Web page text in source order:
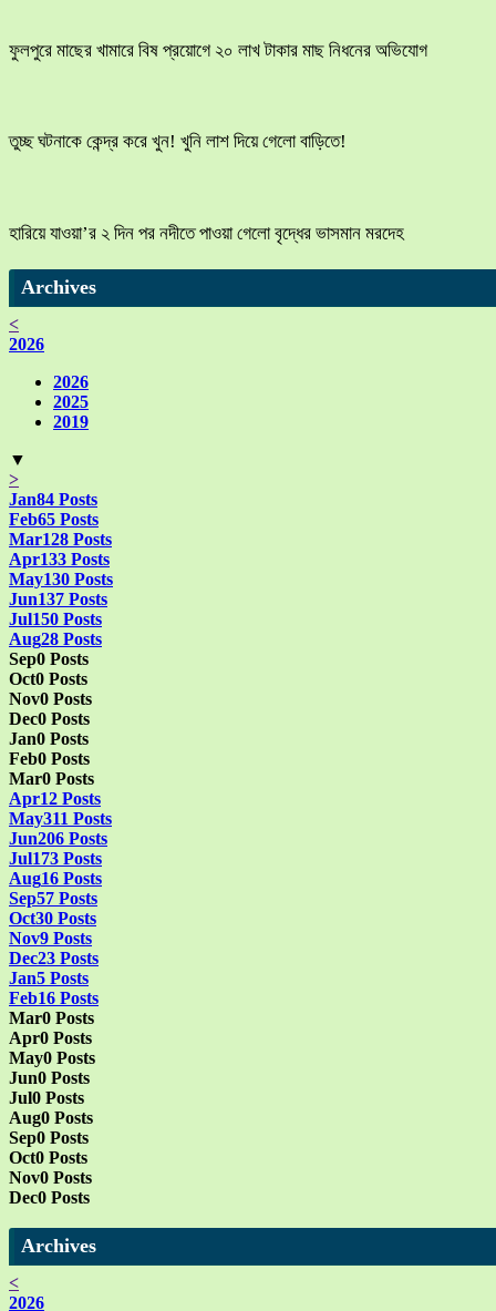
ফুলপুরে মাছের খামারে বিষ প্রয়োগে ২০ লাখ টাকার মাছ নিধনের অভিযোগ
তুচ্ছ ঘটনাকে কেন্দ্র করে খুন! খুনি লাশ দিয়ে গেলো বাড়িতে!
হারিয়ে যাওয়া’র ২ দিন পর নদীতে পাওয়া গেলো বৃদ্ধের ভাসমান মরদেহ
Archives
<
2026
2026
2025
2019
▼
>
Jan84 Posts
Feb65 Posts
Mar128 Posts
Apr133 Posts
May130 Posts
Jun137 Posts
Jul150 Posts
Aug28 Posts
Sep0 Posts
Oct0 Posts
Nov0 Posts
Dec0 Posts
Jan0 Posts
Feb0 Posts
Mar0 Posts
Apr12 Posts
May311 Posts
Jun206 Posts
Jul173 Posts
Aug16 Posts
Sep57 Posts
Oct30 Posts
Nov9 Posts
Dec23 Posts
Jan5 Posts
Feb16 Posts
Mar0 Posts
Apr0 Posts
May0 Posts
Jun0 Posts
Jul0 Posts
Aug0 Posts
Sep0 Posts
Oct0 Posts
Nov0 Posts
Dec0 Posts
Archives
<
2026